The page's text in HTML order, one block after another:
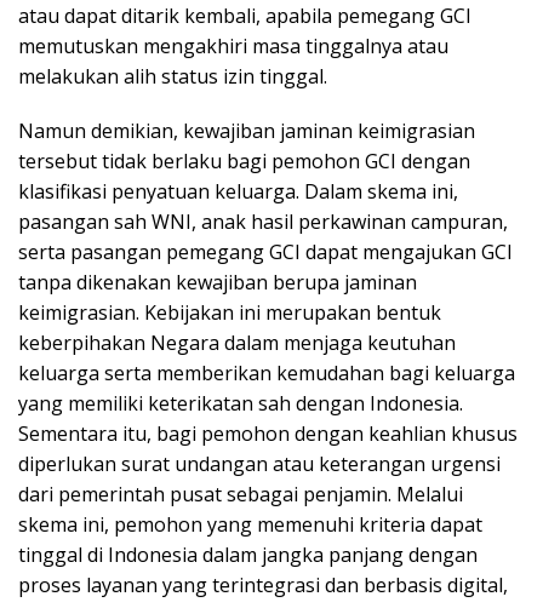
atau dapat ditarik kembali, apabila pemegang GCI
memutuskan mengakhiri masa tinggalnya atau
melakukan alih status izin tinggal.
Namun demikian, kewajiban jaminan keimigrasian
tersebut tidak berlaku bagi pemohon GCI dengan
klasifikasi penyatuan keluarga. Dalam skema ini,
pasangan sah WNI, anak hasil perkawinan campuran,
serta pasangan pemegang GCI dapat mengajukan GCI
tanpa dikenakan kewajiban berupa jaminan
keimigrasian. Kebijakan ini merupakan bentuk
keberpihakan Negara dalam menjaga keutuhan
keluarga serta memberikan kemudahan bagi keluarga
yang memiliki keterikatan sah dengan Indonesia.
Sementara itu, bagi pemohon dengan keahlian khusus
diperlukan surat undangan atau keterangan urgensi
dari pemerintah pusat sebagai penjamin. Melalui
skema ini, pemohon yang memenuhi kriteria dapat
tinggal di Indonesia dalam jangka panjang dengan
proses layanan yang terintegrasi dan berbasis digital,